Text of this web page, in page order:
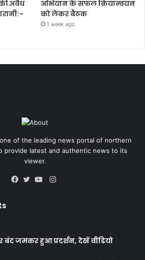
अवैध
अभियान के सफल क्रियान्वयन
को लेकर बैठक
1 week ago
one of the leading news portal of northern
provide latest and authentic news to its
viewer.
Instagram
बंद जमकर हुआ प्रदर्शन, देखें वीडियो